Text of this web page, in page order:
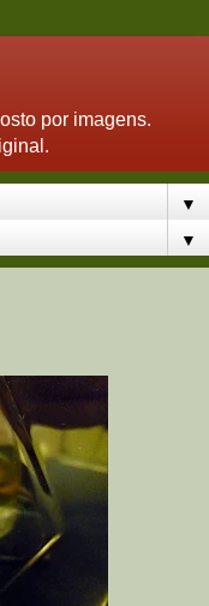
por imagens.
▼
▼